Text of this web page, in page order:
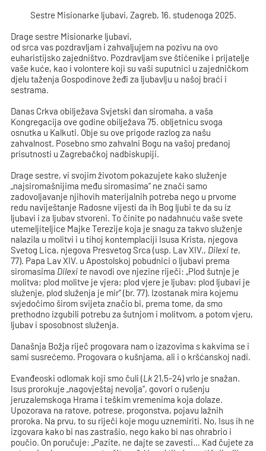
Sestre Misionarke ljubavi, Zagreb, 16. studenoga 2025.
Drage sestre Misionarke ljubavi,
od srca vas pozdravljam i zahvaljujem na pozivu na ovo
euharistijsko zajedništvo. Pozdravljam sve štićenike i prijatelje
vaše kuće, kao i volontere koji su vaši suputnici u zajedničkom
djelu taženja Gospodinove žeđi za ljubavlju u našoj braći i
sestrama.
Danas Crkva obilježava Svjetski dan siromaha, a vaša
Kongregacija ove godine obilježava 75. obljetnicu svoga
osnutka u Kalkuti. Obje su ove prigode razlog za našu
zahvalnost. Posebno smo zahvalni Bogu na vašoj predanoj
prisutnosti u Zagrebačkoj nadbiskupiji.
Drage sestre, vi svojim životom pokazujete kako služenje
„najsiromašnijima među siromasima“ ne znači samo
zadovoljavanje njihovih materijalnih potreba nego u prvome
redu naviještanje Radosne vijesti da ih Bog ljubi te da su iz
ljubavi i za ljubav stvoreni. To činite po nadahnuću vaše svete
utemeljiteljice Majke Terezije koja je snagu za takvo služenje
nalazila u molitvi i u tihoj kontemplaciji Isusa Krista, njegova
Svetog Lica, njegova Presvetog Srca (usp. Lav XIV., Dilexi te,
77). Papa Lav XIV. u Apostolskoj pobudnici o ljubavi prema
siromasima Dilexi te navodi ove njezine riječi: „Plod šutnje je
molitva; plod molitve je vjera; plod vjere je ljubav; plod ljubavi je
služenje, plod služenja je mir“ (br. 77). Izostanak mira kojemu
svjedočimo širom svijeta značio bi, prema tome, da smo
prethodno izgubili potrebu za šutnjom i molitvom, a potom vjeru,
ljubav i sposobnost služenja.
Današnja Božja riječ progovara nam o izazovima s kakvima se i
sami susrećemo. Progovara o kušnjama, ali i o kršćanskoj nadi.
Evanđeoski odlomak koji smo čuli (Lk 21,5-24) vrlo je snažan.
Isus prorokuje „nagovještaj nevolja“, govori o rušenju
jeruzalemskoga Hrama i teškim vremenima koja dolaze.
Upozorava na ratove, potrese, progonstva, pojavu lažnih
proroka. Na prvu, to su riječi koje mogu uznemiriti. No, Isus ih ne
izgovara kako bi nas zastrašio, nego kako bi nas ohrabrio i
poučio. On poručuje: „Pazite, ne dajte se zavesti… Kad čujete za